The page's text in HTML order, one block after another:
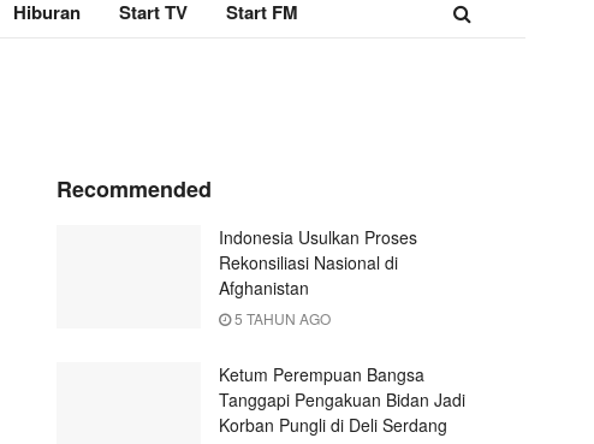
Hiburan Start TV Start FM
Recommended
Indonesia Usulkan Proses
Rekonsiliasi Nasional di
Afghanistan
5 TAHUN AGO
Ketum Perempuan Bangsa
Tanggapi Pengakuan Bidan Jadi
Korban Pungli di Deli Serdang